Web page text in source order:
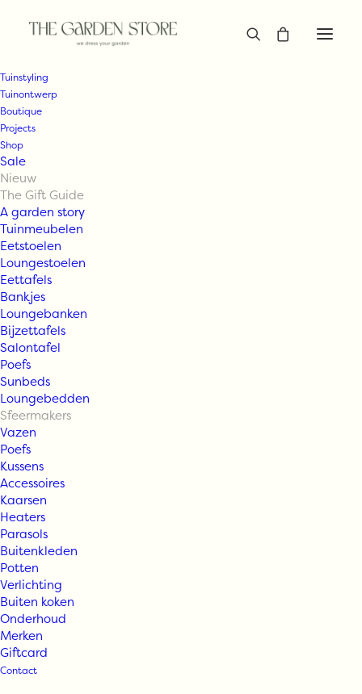
Tuinstyling
Tuinontwerp
Boutique
Projects
Shop
Sale
Nieuw
The Gift Guide
A garden story
Tuinmeubelen
Eetstoelen
Loungestoelen
Eettafels
Bankjes
Loungebanken
Bijzettafels
Salontafel
Poefs
Sunbeds
Loungebedden
Sfeermakers
Vazen
Poefs
Kussens
Accessoires
Kaarsen
Heaters
Parasols
Buitenkleden
Potten
Verlichting
Buiten koken
Onderhoud
Merken
Giftcard
Contact
Vondels
Ornament glass
opal soft pink